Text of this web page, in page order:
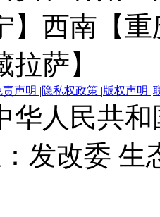
西南【
萨】
责声明 |隐私权政策 |版权声明 |
华人民共
发改委 生